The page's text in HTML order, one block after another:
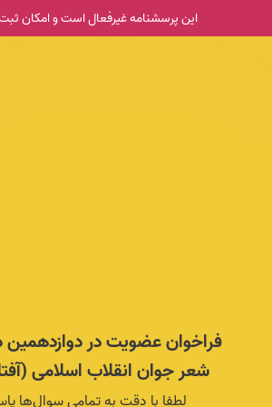
این پرسشنامه غیر‌فعال است و امکان
فراخوان عضویت در دوازدهمین
شعر جوان انقلاب اسلامی
لطفا با دقت به تمامی سوال‌ها